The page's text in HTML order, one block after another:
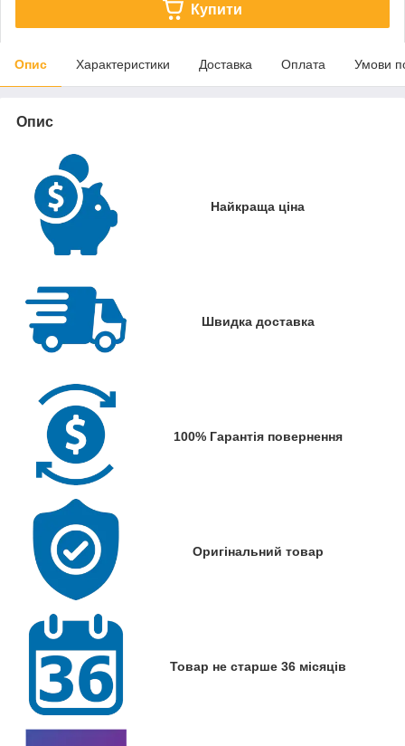
Купити
Опис Характеристики Доставка Оплата Умови
Опис
Найкраща ціна
Швидка доставка
100% Гарантія повернення
Оригінальний товар
Товар не старше 36 місяців